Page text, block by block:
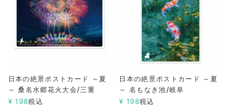
日本の絶景ポストカード ～夏
～ 桑名水郷花火大会/三重
¥ 198税込
日本の絶景ポストカード ～夏
～ 名もなき池/岐阜
¥ 198税込